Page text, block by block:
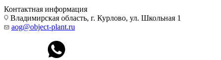
Контактная информация
Владимирская область, г. Курлово, ул. Школьная 1
aog@object-plant.ru